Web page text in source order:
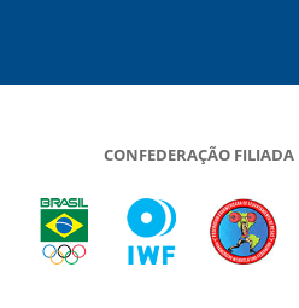
CONFEDERAÇÃO FILIADA